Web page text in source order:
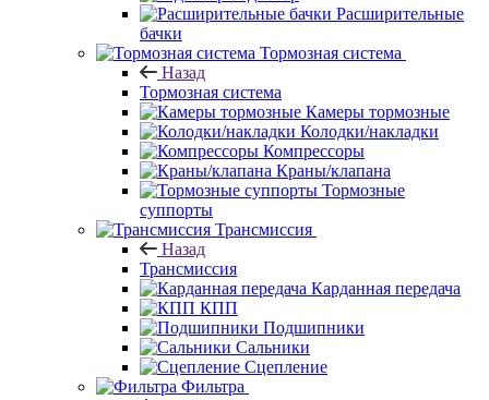
Расширительные
бачки
Тормозная система
Назад
Тормозная система
Камеры тормозные
Колодки/накладки
Компрессоры
Краны/клапана
Тормозные
суппорты
Трансмиссия
Назад
Трансмиссия
Карданная передача
КПП
Подшипники
Сальники
Сцепление
Фильтра